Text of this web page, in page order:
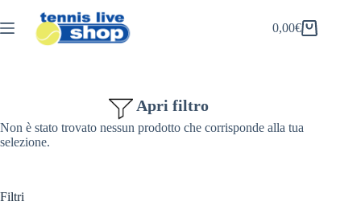
al
contenuto
Carrello
0,00€
Apri filtro
Non è stato trovato nessun prodotto che corrisponde alla tua
selezione.
Filtri